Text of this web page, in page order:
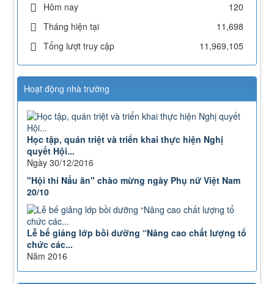
238/2025/NĐ-CP
Quy định về chính sách học phí, miễn, giảm, hỗ trợ
học phí, hỗ trợ chi phí học tập và giá dịch vụ trong
lĩnh vực giáo dục, đào tạo
Lượt xem:348 | lượt tải:225
71-NQ/TW
Nghị quyết số 71-NQ/TWcủa Bộ Chính trị về đột phá
phát triển giáo dục và đào tạo
Lượt xem:515 | lượt tải:0
08/2025/TT-BGDĐT
Thông tư số 08/2025/TT-BGDĐT của Bộ Giáo dục và
Đào tạo: Quy định thời hạn lưu trữ hồ sơ, tài liệu
thuộc lĩnh vực giáo dục và đào tạo
Lượt xem:574 | lượt tải:0
Hôm nay
120
Tháng hiện tại
11,698
Tổng lượt truy cập
11,969,105
Hoạt động nhà trường
Học tập, quán triệt và triển khai thực hiện Nghị
quyết Hội...
Ngày 30/12/2016
"Hội thi Nấu ăn" chào mừng ngày Phụ nữ Việt Nam
20/10
Lễ bế giảng lớp bồi dưỡng “Nâng cao chất lượng tổ
chức các...
Năm 2016